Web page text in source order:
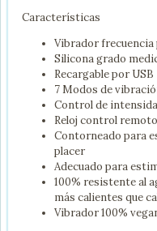
Características
Vibrador
Silicona grado
Recargable por USB
7 Modos de
Control de
Reloj control
Contorneado para
placer
Adecuado para
100% resistente al
más calientes que
Vibrador 100%